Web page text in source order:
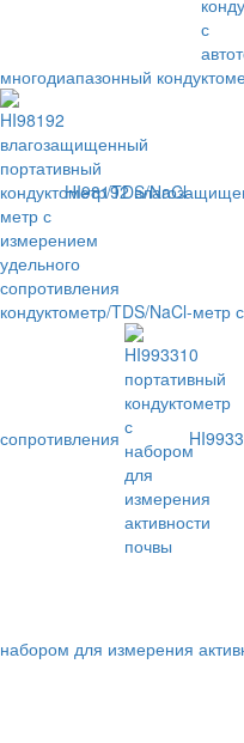
многодиапазонный
HI98192
кондуктометр/TDS/NaCl-метр
сопротивления
набором для измерения